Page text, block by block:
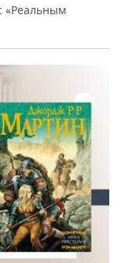
«Реальным